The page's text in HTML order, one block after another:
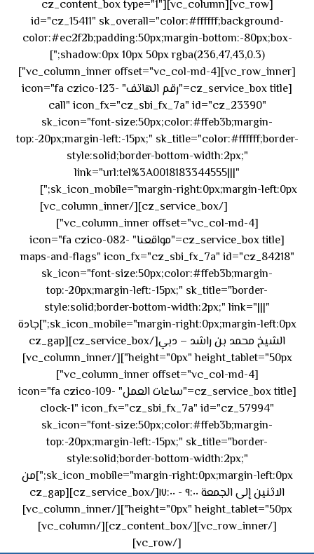
[vc_row][vc_column][cz_content_box type="1"
id="cz_15411" sk_overall="color:#ffffff;background-
color:#ec2f2b;padding:50px;margin-bottom:-80px;box-
shadow:0px 10px 50px rgba(236,47,43,0.3);"]
[vc_row_inner][vc_column_inner offset="vc_col-md-4"]
[cz_service_box title="رقم الهاتف" icon="fa czico-123-
call" icon_fx="cz_sbi_fx_7a" id="cz_23390"
sk_icon="font-size:50px;color:#ffeb3b;margin-
top:-20px;margin-left:-15px;" sk_title="color:#ffffff;border-
style:solid;border-bottom-width:2px;"
link="url:tel%3A0018183344555|||"
sk_icon_mobile="margin-right:0px;margin-left:0px;"]
[/cz_service_box][/vc_column_inner]
[vc_column_inner offset="vc_col-md-4"]
[cz_service_box title="مواقعنا" icon="fa czico-082-
maps-and-flags" icon_fx="cz_sbi_fx_7a" id="cz_84218"
sk_icon="font-size:50px;color:#ffeb3b;margin-
top:-20px;margin-left:-15px;" sk_title="border-
style:solid;border-bottom-width:2px;" link="|||"
sk_icon_mobile="margin-right:0px;margin-left:0px;"]جادة
الشيخ محمد بن راشد – دبي[/cz_service_box][cz_gap
height="0px" height_tablet="50px"][/vc_column_inner]
[vc_column_inner offset="vc_col-md-4"]
[cz_service_box title="ساعات العمل" icon="fa czico-109-
clock-1" icon_fx="cz_sbi_fx_7a" id="cz_57994"
sk_icon="font-size:50px;color:#ffeb3b;margin-
top:-20px;margin-left:-15px;" sk_title="border-
style:solid;border-bottom-width:2px;"
sk_icon_mobile="margin-right:0px;margin-left:0px;"]من
الاثنين إلى الجمعة ٩:٠٠ - ١٧:٠٠[/cz_service_box][cz_gap
height="0px" height_tablet="50px"][/vc_column_inner]
[/vc_row_inner][/cz_content_box][/vc_column]
[/vc_row]